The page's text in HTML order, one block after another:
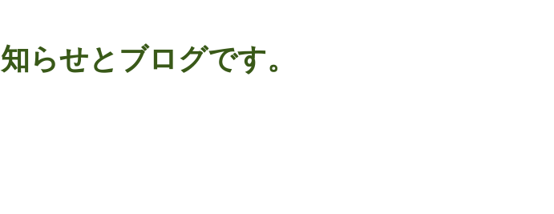
らせとブログです。